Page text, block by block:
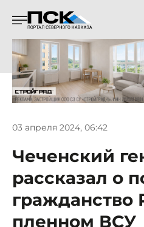
03 апреля 2024, 06:42
Чеченский
рассказал о
гражданство
пленном ВСУ